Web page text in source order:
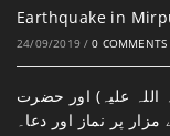
Earthquake in
24/09/2019 / 0 COMMENTS
علیہ) اور حضرت
پر نماز اور دعا۔